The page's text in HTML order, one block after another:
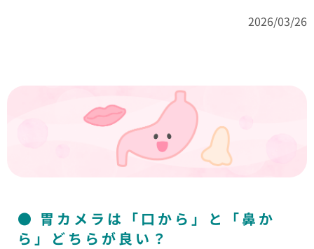
2026/03/26
胃カメラは「口から」と「鼻か
ら」どちらが良い？